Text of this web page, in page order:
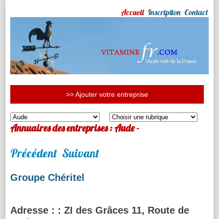
Accueil Inscription Contact
>> Ajouter votre entreprise
Annuaires des entreprises : Aude -
Précédent Suivant
Groupe Chéritel
Adresse : : ZI des Grâces 11, Route de